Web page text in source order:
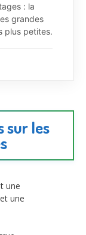
: la
grandes
plus petites.
sur les
une
une